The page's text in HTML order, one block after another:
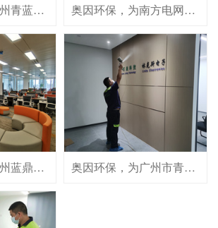
奥因环保，为广州青蓝半导体有限公司提供专业室内空气治理服务！ 奥因环保，为南方电网互联网有限公司提供专业有效的室内空气治理服务！
奥因环保，为广州蓝鼎网络有限公司提供专业室内空气治理服务。 奥因环保，为广州市青石泉科技有限公司提供优质专业的室内空气治理服务。